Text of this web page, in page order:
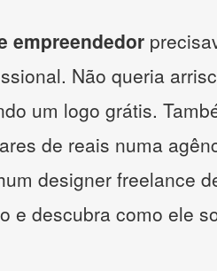
empreendedor
Não queria
um logo grátis.
de reais numa
designer freelance
e descubra como ele